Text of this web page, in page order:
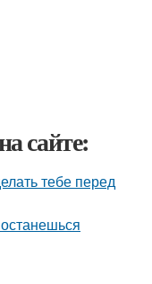
сайте:
тебе перед